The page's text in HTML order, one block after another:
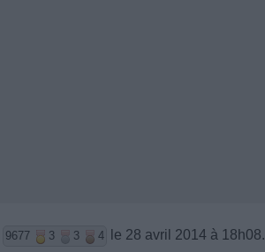
9677 3 3 4 le 28 avril 2014 à 18h08.